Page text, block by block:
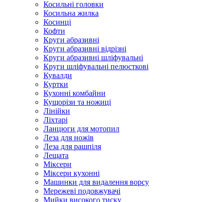
Косильні головки
Косильна жилка
Косинці
Кофти
Круги абразивні
Круги абразивні відрізні
Круги абразивні шліфувальні
Круги шліфувальні пелюсткові
Кувалди
Куртки
Кухонні комбайни
Кущорізи та ножиці
Лінійки
Ліхтарі
Ланцюги для мотопил
Леза для ножів
Леза для рашпіля
Лещата
Міксери
Міксери кухонні
Машинки для видалення ворсу
Мережеві подовжувачі
Мийки високого тиску